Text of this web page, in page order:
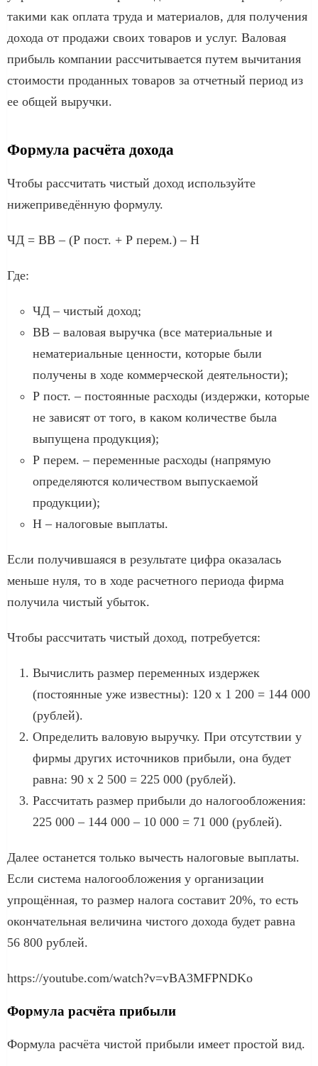
такими как оплата труда и материалов, для получения
дохода от продажи своих товаров и услуг. Валовая
прибыль компании рассчитывается путем вычитания
стоимости проданных товаров за отчетный период из
ее общей выручки.
Формула расчёта дохода
Чтобы рассчитать чистый доход используйте
нижеприведённую формулу.
ЧД = ВВ – (Р пост. + Р перем.) – Н
Где:
ЧД – чистый доход;
ВВ – валовая выручка (все материальные и
нематериальные ценности, которые были
получены в ходе коммерческой деятельности);
Р пост. – постоянные расходы (издержки, которые
не зависят от того, в каком количестве была
выпущена продукция);
Р перем. – переменные расходы (напрямую
определяются количеством выпускаемой
продукции);
Н – налоговые выплаты.
Если получившаяся в результате цифра оказалась
меньше нуля, то в ходе расчетного периода фирма
получила чистый убыток.
Чтобы рассчитать чистый доход, потребуется:
Вычислить размер переменных издержек
(постоянные уже известны): 120 х 1 200 = 144 000
(рублей).
Определить валовую выручку. При отсутствии у
фирмы других источников прибыли, она будет
равна: 90 х 2 500 = 225 000 (рублей).
Рассчитать размер прибыли до налогообложения:
225 000 – 144 000 – 10 000 = 71 000 (рублей).
Далее останется только вычесть налоговые выплаты.
Если система налогообложения у организации
упрощённая, то размер налога составит 20%, то есть
окончательная величина чистого дохода будет равна
56 800 рублей.
https://youtube.com/watch?v=vBA3MFPNDKo
Формула расчёта прибыли
Формула расчёта чистой прибыли имеет простой вид.